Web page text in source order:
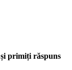
primiți răspuns